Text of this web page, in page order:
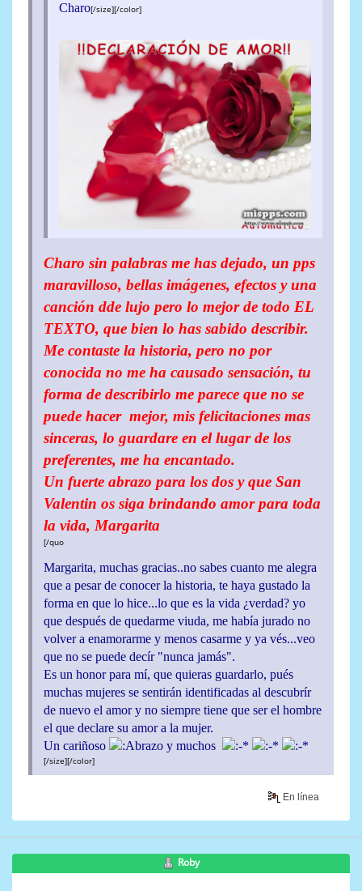
Charo[/size][/color]
Charo sin palabras me has dejado, un pps
maravilloso, bellas imágenes, efectos y una
canción dde lujo pero lo mejor de todo EL
TEXTO, que bien lo has sabido describir.
Me contaste la historia, pero no por
conocida no me ha causado sensación, tu
forma de describirlo me parece que no se
puede hacer mejor, mis felicitaciones mas
sinceras, lo guardare en el lugar de los
preferentes, me ha encantado.
Un fuerte abrazo para los dos y que San
Valentin os siga brindando amor para toda
la vida, Margarita
[/quo
Margarita, muchas gracias..no sabes cuanto me alegra
que a pesar de conocer la historia, te haya gustado la
forma en que lo hice...lo que es la vida ¿verdad? yo
que después de quedarme viuda, me había jurado no
volver a enamorarme y menos casarme y ya vés...veo
que no se puede decír "nunca jamás".
Es un honor para mí, que quieras guardarlo, pués
muchas mujeres se sentirán identificadas al descubrír
de nuevo el amor y no siempre tiene que ser el hombre
el que declare su amor a la mujer.
Un cariñoso
y muchos
[/size][/color]
En línea
Roby